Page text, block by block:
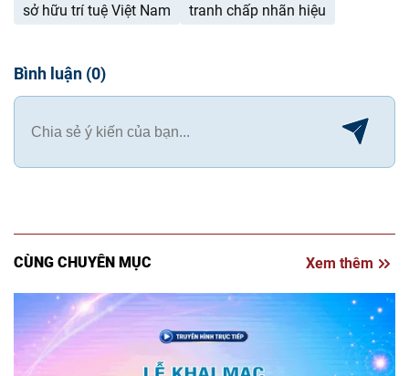
sở hữu trí tuệ Việt Nam
tranh chấp nhãn hiệu
Bình luận (0)
CÙNG CHUYÊN MỤC Xem thêm